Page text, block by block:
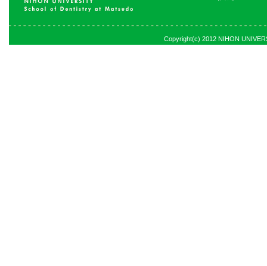
Copyright(c) 2012 NIHON